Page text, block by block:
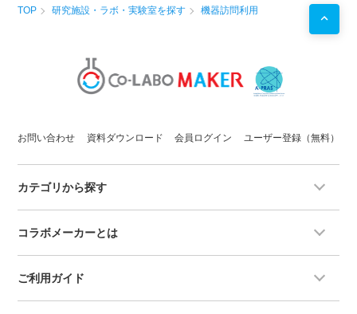
TOP 研究施設・ラボ・実験室を探す 機器訪問利用
お問い合わせ 資料ダウンロード 会員ログイン ユーザー登録（無料）
カテゴリから探す
コラボメーカーとは
ご利用ガイド